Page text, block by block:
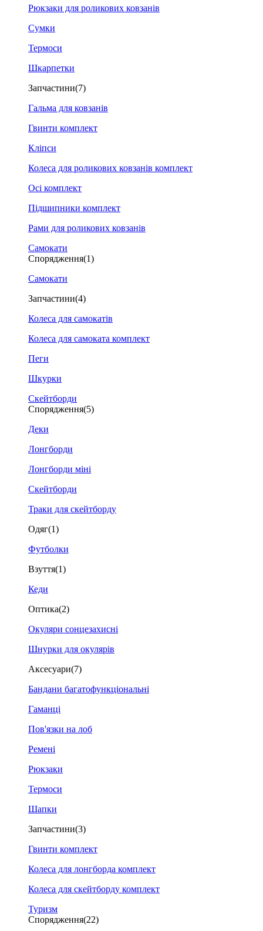
Рюкзаки для роликових ковзанів
Сумки
Термоси
Шкарпетки
Запчастини(7)
Гальма для ковзанів
Гвинти комплект
Кліпси
Колеса для роликових ковзанів комплект
Осі комплект
Підшипники комплект
Рами для роликових ковзанів
Самокати
Спорядження(1)
Самокати
Запчастини(4)
Колеса для самокатів
Колеса для самоката комплект
Пеги
Шкурки
Скейтборди
Спорядження(5)
Деки
Лонгборди
Лонгборди міні
Скейтборди
Траки для скейтборду
Одяг(1)
Футболки
Взуття(1)
Кеди
Оптика(2)
Окуляри сонцезахисні
Шнурки для окулярів
Аксесуари(7)
Бандани багатофункціональні
Гаманці
Пов'язки на лоб
Ремені
Рюкзаки
Термоси
Шапки
Запчастини(3)
Гвинти комплект
Колеса для лонгборда комплект
Колеса для скейтборду комплект
Туризм
Спорядження(22)